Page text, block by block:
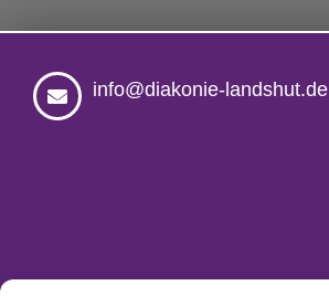
info@diakonie-landshut.de